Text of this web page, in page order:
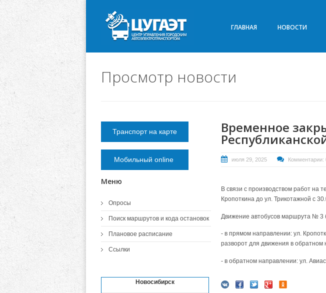
ГЛАВНАЯ НОВОСТИ
Просмотр новости
Временное
июля 29, 2025 Комментарии:
В связи с производством работ на
Кропоткина до ул. Трикотажной с
Движение автобусов маршрута № 3
- в прямом направлении: ул.
разворот для движения в
- в обратном направлении: ул.
Транспорт на карте
Мобильный online
Меню
Опросы
Поиск маршрутов и кода остановок
Плановое расписание
Ссылки
Новосибирск